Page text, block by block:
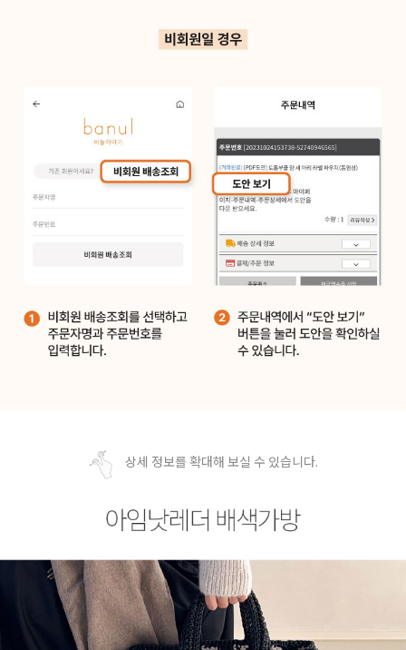
상세 정보를 확대해 보실 수 있습니다.